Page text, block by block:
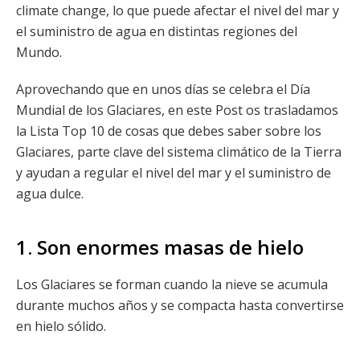
climate change, lo que puede afectar el nivel del mar y
el suministro de agua en distintas regiones del
Mundo.
Aprovechando que en unos días se celebra el Día
Mundial de los Glaciares, en este Post os trasladamos
la Lista Top 10 de cosas que debes saber sobre los
Glaciares, parte clave del sistema climático de la Tierra
y ayudan a regular el nivel del mar y el suministro de
agua dulce.
1. Son enormes masas de hielo
Los Glaciares se forman cuando la nieve se acumula
durante muchos años y se compacta hasta convertirse
en hielo sólido.